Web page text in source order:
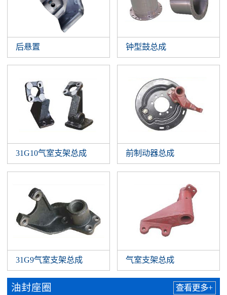
后悬置 钟型鼓总成
31G10气室支架总成 前制动器总成
31G9气室支架总成 气室支架总成
油封座圈 查看更多+